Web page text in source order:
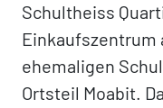
Schultheiss
Einkaufszentrum
ehemaligen
Ortsteil Moabit.